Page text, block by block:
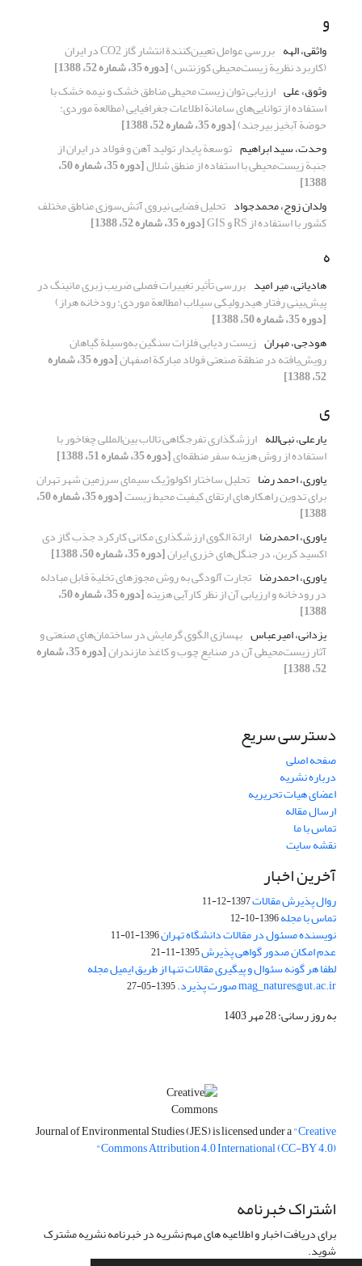
و
واثقی، الهه بررسی عوامل تعیین‌کنندة انتشار گاز CO2 در ایران
(کاربرد نظریة زیست‌محیطی کوزنتس)[دوره 35، شماره 52، 1388]
وثوق، علی ارزیابی توان زیست محیطی مناطق خشک و نیمه خشک با
استفاده از توانایی‌‌های سامانة اطلاعات جغرافیایی (مطالعة موردی:
حوضة آبخیز بیرجند)[دوره 35، شماره 52، 1388]
وحدت، سید ابراهیم توسعة پایدار تولید آهن و فولاد در ایران از
جنبة زیست‌محیطی با استفاده از منطق شلال [دوره 35، شماره 50،
1388]
ولدان زوج، محمد‌جواد تحلیل فضایی نیروی آتش‌سوزی مناطق مختلف
کشور با استفاده از RS و GIS [دوره 35، شماره 52، 1388]
ه
هادیانی، میر امید بررسی تأثیر تغییرات فصلی ضریب زبری مانینگ در
پیش‌بینی رفتار هیدرولیکی سیلاب (مطالعة موردی: رودخانه هراز)
[دوره 35، شماره 50، 1388]
هودجی، مهران زیست ردیابی فلزات سنگین به‌وسیلة گیاهان
رویش‌یافته در منطقة صنعتی فولاد مبارکة اصفهان [دوره 35، شماره
52، 1388]
ی
یارعلی، نبی‌الله ارزشگذاری تفرجگاهی تالاب بین‌المللی چغاخور با
استفاده از روش هزینه سفر منطقه‌ای[دوره 35، شماره 51، 1388]
یاوری، احمد رضا تحلیل ساختار اکولوژیک سیمای سرزمین شهر تهران
برای تدوین راهکارهای ارتقای کیفیت محیط زیست [دوره 35، شماره 50،
1388]
یاوری، احمدرضا ارائة الگوی ارزشگذاری مکانی کارکرد جذب گاز دی
اکسید کربن، در جنگل‌های خزری ایران[دوره 35، شماره 50، 1388]
یاوری، احمدرضا تجارت آلودگی به روش مجوزهای تخلیة قابل مبادله
در رودخانه و ارزیابی آن از نظر کارآیی هزینه [دوره 35، شماره 50،
1388]
یزدانی، امیرعباس بهسازی الگوی گرمایش در ساختمان‌های صنعتی و
آثار زیست‌محیطی آن در صنایع چوب و کاغذ مازندران [دوره 35، شماره
52، 1388]
دسترسی سریع
صفحه اصلی
درباره نشریه
اعضای هیات تحریریه
ارسال مقاله
تماس با ما
نقشه سایت
آخرین اخبار
روال پذیرش مقالات1397-12-11
تماس با مجله1396-10-12
نویسنده مسئول در مقالات دانشگاه تهران1396-01-11
عدم امکان صدور گواهی پذیرش1395-11-21
لطفا هر گونه سئوال و پیگیری مقالات تنها از طریق ایمیل مجله
mag_natures@ut.ac.ir صورت پذیرد. 1395-05-27
به روز رسانی: 28 مهر 1403
Journal of Environmental Studies (JES) is licensed under a"Creative
Commons Attribution 4.0 International (CC-BY 4.0)"
اشتراک خبرنامه
برای دریافت اخبار و اطلاعیه های مهم نشریه در خبرنامه نشریه مشترک
شوید.